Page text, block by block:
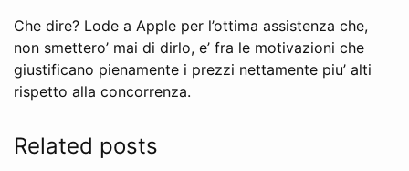
Che dire? Lode a Apple per l’ottima assistenza che,
non smettero’ mai di dirlo, e’ fra le motivazioni che
giustificano pienamente i prezzi nettamente piu’ alti
rispetto alla concorrenza.
Related posts